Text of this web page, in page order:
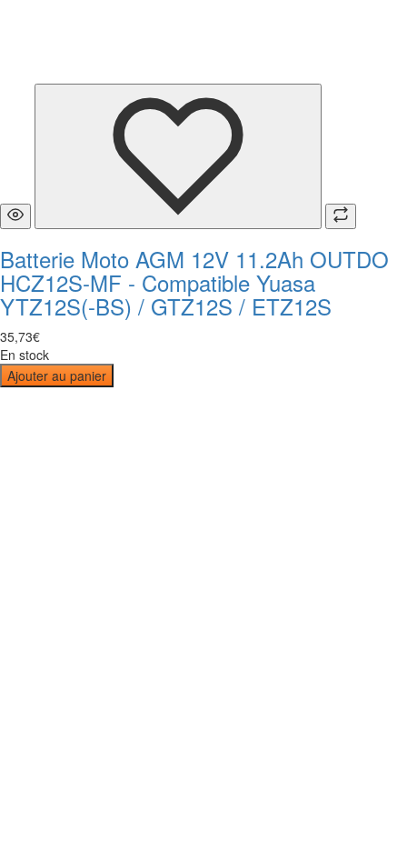
Batterie Moto AGM 12V 11.2Ah OUTDO
HCZ12S-MF - Compatible Yuasa
YTZ12S(-BS) / GTZ12S / ETZ12S
35,73€
En stock
Ajouter au panier